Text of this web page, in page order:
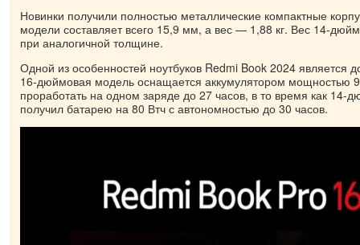
Новинки получили полностью металлические компактные
модели составляет всего 15,9 мм, а вес — 1,88 кг. Вес 14-
при аналогичной толщине.
Одной из особенностей ноутбуков Redmi Book 2024 является
16-дюймовая модель оснащается аккумулятором мощностью
проработать на одном заряде до 27 часов, в то время как 14-
получил батарею на 80 Втч с автономностью до 30 часов.